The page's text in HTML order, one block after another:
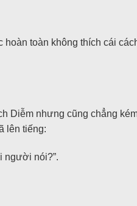
toàn không thích cái
nhưng cũng chẳng
lên tiếng:
người nói?”.